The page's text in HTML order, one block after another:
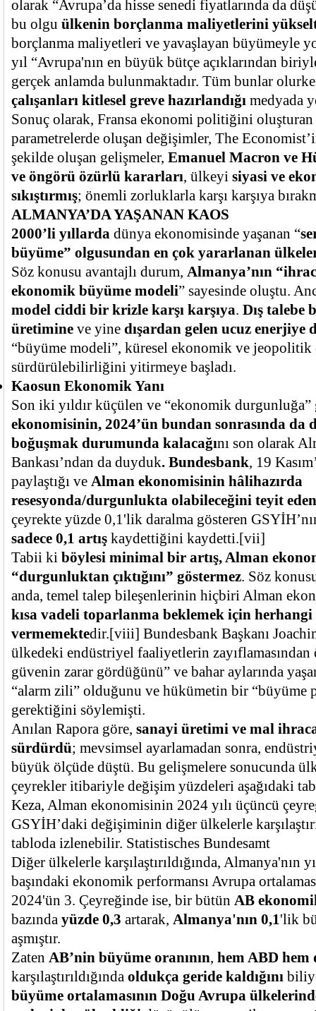
olarak “Avrupa’da hisse senedi fiyatlarında da
bu olgu ülkenin borçlanma maliyetlerini
borçlanma maliyetleri ve yavaşlayan büyümeyle
yıl “Avrupa'nın en büyük bütçe açıklarından
gerçek anlamda bulunmaktadır. Tüm bunlar
çalışanları kitlesel greve hazırlandığı medyada
Sonuç olarak, Fransa ekonomi politiğini
parametrelerde oluşan değişimler, The
şekilde oluşan gelişmeler, Emanuel Macron ve
ve öngörü özürlü kararları, ülkeyi siyasi ve
sıkıştırmış; önemli zorluklarla karşı karşıya
ALMANYA’DA YAŞANAN KAOS
2000’li yıllarda dünya ekonomisinde yaşanan “
büyüme” olgusundan en çok yararlanan
Söz konusu avantajlı durum, Almanya’nın
ekonomik büyüme modeli” sayesinde oluştu.
model ciddi bir krizle karşı karşıya. Dış talebe
üretimine ve yine dışardan gelen ucuz enerjiye
“büyüme modeli”, küresel ekonomik ve
sürdürülebilirliğini yitirmeye başladı.
Kaosun Ekonomik Yanı
Son iki yıldır küçülen ve “ekonomik
ekonomisinin, 2024’ün bundan sonrasında
boğuşmak durumunda kalacağını son olarak
Bankası’ndan da duyduk. Bundesbank, 19
paylaştığı ve Alman ekonomisinin hâlihazırda
resesyonda/durgunlukta olabileceğini teyit
çeyrekte yüzde 0,1'lik daralma gösteren
sadece 0,1 artış kaydettiğini kaydetti.[vii]
Tabii ki böylesi minimal bir artış, Alman
“durgunluktan çıktığını” göstermez. Söz
anda, temel talep bileşenlerinin hiçbiri Alman
kısa vadeli toparlanma beklemek için
vermemektedir.[viii] Bundesbank Başkanı
ülkedeki endüstriyel faaliyetlerin
güvenin zarar gördüğünü” ve bahar aylarında
“alarm zili” olduğunu ve hükümetin bir “büyüme
gerektiğini söylemişti.
Anılan Rapora göre, sanayi üretimi ve mal
sürdürdü; mevsimsel ayarlamadan sonra,
büyük ölçüde düştü. Bu gelişmelere sonucunda
çeyrekler itibariyle değişim yüzdeleri aşağıdaki
Keza, Alman ekonomisinin 2024 yılı üçüncü
GSYİH’daki değişiminin diğer ülkelerle
tabloda izlenebilir. Statistisches Bundesamt
Diğer ülkelerle karşılaştırıldığında, Almanya'nın
başındaki ekonomik performansı Avrupa
2024'ün 3. Çeyreğinde ise, bir bütün AB
bazında yüzde 0,3 artarak, Almanya'nın 0,1'lik
aşmıştır.
Zaten AB’nin büyüme oranının, hem ABD hem
karşılaştırıldığında oldukça geride kaldığını
büyüme ortalamasının Doğu Avrupa